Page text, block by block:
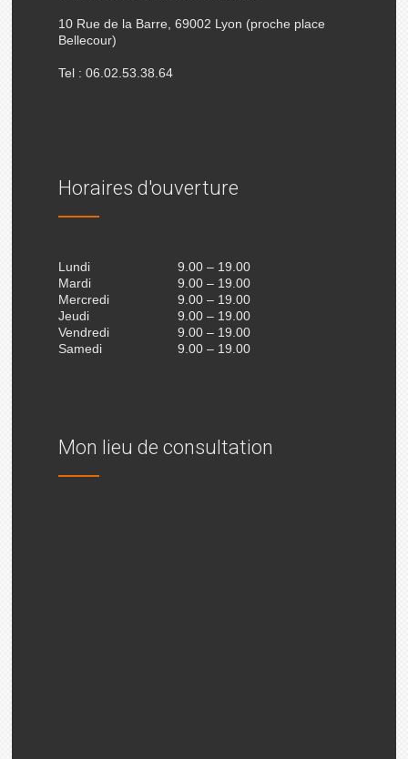
10 Rue de la Barre, 69002 Lyon (proche place
Bellecour)
Tel : 06.02.53.38.64
Horaires d'ouverture
Lundi
9.00 – 19.00
Mardi
9.00 – 19.00
Mercredi
9.00 – 19.00
Jeudi
9.00 – 19.00
Vendredi
9.00 – 19.00
Samedi
9.00 – 19.00
Mon lieu de consultation